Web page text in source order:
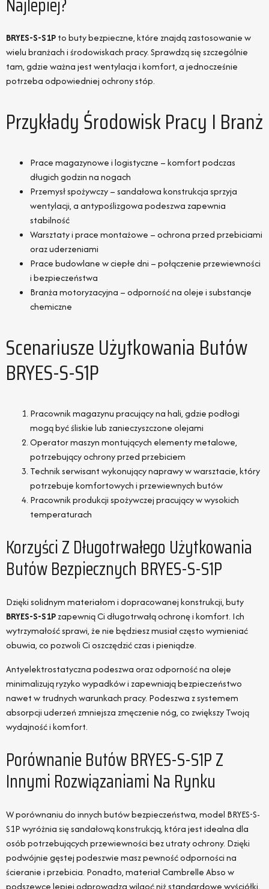
BRYES-S-S1Pto buty bezpieczne, które znajdą zastosowanie w
wielu branżach i środowiskach pracy. Sprawdzą się szczególnie
tam, gdzie ważna jest wentylacja i komfort, a jednocześnie
potrzeba odpowiedniej ochrony stóp.
Przykłady Środowisk Pracy I Branż
Prace magazynowe i logistyczne – komfort podczas
długich godzin na nogach
Przemysł spożywczy – sandałowa konstrukcja sprzyja
wentylacji, a antypoślizgowa podeszwa zapewnia
stabilność
Warsztaty i prace montażowe – ochrona przed przebiciami
oraz uderzeniami
Prace budowlane w ciepłe dni – połączenie przewiewności
i bezpieczeństwa
Branża motoryzacyjna – odporność na oleje i substancje
chemiczne
Scenariusze Użytkowania Butów
BRYES-S-S1P
Pracownik magazynu pracujący na hali, gdzie podłogi
mogą być śliskie lub zanieczyszczone olejami
Operator maszyn montujących elementy metalowe,
potrzebujący ochrony przed przebiciem
Technik serwisant wykonujący naprawy w warsztacie, który
potrzebuje komfortowych i przewiewnych butów
Pracownik produkcji spożywczej pracujący w wysokich
temperaturach
Korzyści Z Długotrwałego Użytkowania
Butów Bezpiecznych BRYES-S-S1P
Dzięki solidnym materiałom i dopracowanej konstrukcji, buty
BRYES-S-S1Pzapewnią Ci długotrwałą ochronę i komfort. Ich
wytrzymałość sprawi, że nie będziesz musiał często wymieniać
obuwia, co pozwoli Ci oszczędzić czas i pieniądze.
Antyelektrostatyczna podeszwa oraz odporność na oleje
minimalizują ryzyko wypadków i zapewniają bezpieczeństwo
nawet w trudnych warunkach pracy. Podeszwa z systemem
absorpcji uderzeń zmniejsza zmęczenie nóg, co zwiększy Twoją
wydajność i komfort.
Porównanie Butów BRYES-S-S1P Z
Innymi Rozwiązaniami Na Rynku
W porównaniu do innych butów bezpieczeństwa, model BRYES-S-
S1P wyróżnia się sandałową konstrukcją, która jest idealna dla
osób potrzebujących przewiewności bez utraty ochrony. Dzięki
podwójnie gęstej podeszwie masz pewność odporności na
ścieranie i przebicia. Ponadto, materiał Cambrelle Abso w
podszewce lepiej odprowadza wilgoć niż standardowe wyściółki.